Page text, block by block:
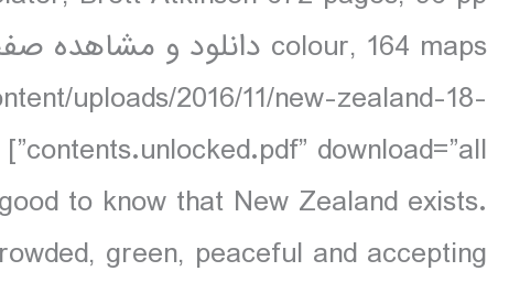
uploads/2016/11/new-zealand-18-
to know that New Zealand exists.
green, peaceful and accepting […]